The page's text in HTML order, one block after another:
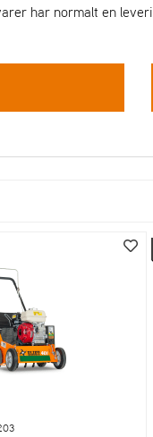
har normalt en